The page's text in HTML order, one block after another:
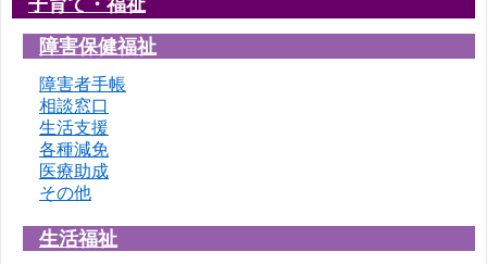
障害保健福祉
障害者手帳
相談窓口
生活支援
各種減免
医療助成
その他
生活福祉